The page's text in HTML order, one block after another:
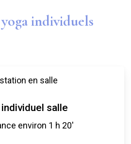
individuels
en salle
individuel salle
environ 1 h 20′